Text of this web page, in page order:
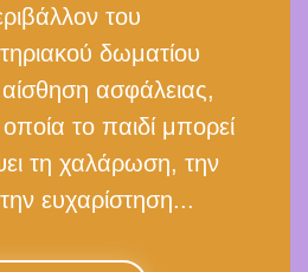
του
δωματίου
ασφάλειας,
το παιδί μπορεί
τη χαλάρωση, την
ευχαρίστηση...